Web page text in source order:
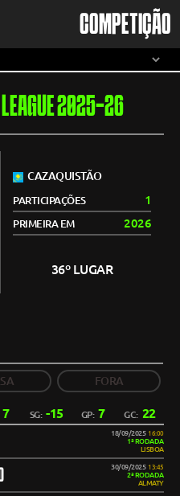
COMPETIÇÃO
LEAGUE 2025-26
CAZAQUISTÃO
PARTICIPAÇÕES 1
PRIMEIRA EM 2026
36º LUGAR
FORA
7 SG: -15 GP: 7 GC: 22
18/09/2025 16:00
1ª RODADA
LISBOA
30/09/2025 13:45
2ª RODADA
ALMATY